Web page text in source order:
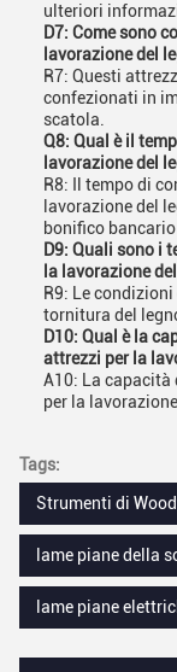
ulteriori
D7: Come sono
lavorazione del
R7: Questi
confezionati in
scatola.
Q8: Qual è il
lavorazione del
R8: Il tempo di
lavorazione del
bonifico
D9: Quali sono i
la lavorazione
R9: Le
tornitura del
D10: Qual è la
attrezzi per la
A10: La
per la
Tags:
Strumenti di
lame piane della
lame piane